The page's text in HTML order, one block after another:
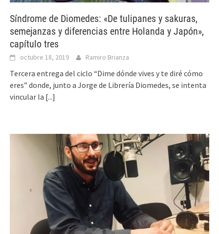
Síndrome de Diomedes: «De tulipanes y sakuras,
semejanzas y diferencias entre Holanda y Japón»,
capítulo tres
octubre 18, 2019 Ramiro Brianza
Tercera entrega del ciclo “Dime dónde vives y te diré cómo
eres” donde, junto a Jorge de Librería Diomedes, se intenta
vincular la [...]